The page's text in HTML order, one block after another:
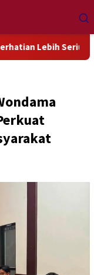
Serius Terhadap Isu